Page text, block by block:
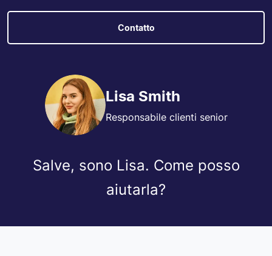
Contatto
Lisa Smith
Responsabile clienti senior
Salve, sono Lisa. Come posso
aiutarla?